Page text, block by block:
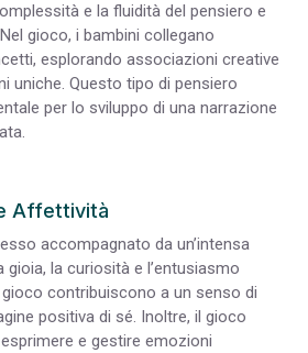
e la fluidità del pensiero e
gioco, i bambini collegano
esplorando associazioni creative
uniche. Questo tipo di pensiero
per lo sviluppo di una narrazione
Affettività
accompagnato da un’intensa
gioia, la curiosità e l’entusiasmo
contribuiscono a un senso di
positiva di sé. Inoltre, il gioco
e gestire emozioni